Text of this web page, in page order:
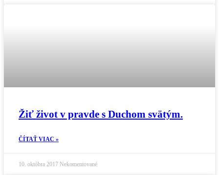
Žiť život v pravde s Duchom svätým.
ČÍTAŤ VIAC »
10. októbra 2017 Nekomentované